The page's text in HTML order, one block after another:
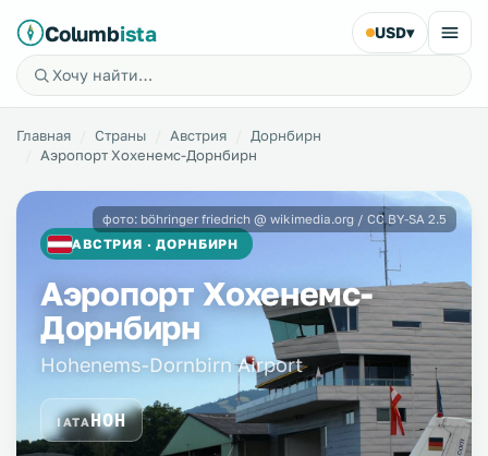
Columbista USD▾
Главная Страны Австрия
Дорнбирн
Аэропорт Хохенемс-Дорнбирн
АВСТРИЯ · ДОРНБИРН
Аэропорт Хохенемс-
Дорнбирн
Hohenems-Dornbirn Airport
IATAHOH
фото: böhringer friedrich @ wikimedia.org / CC BY-SA 2.5